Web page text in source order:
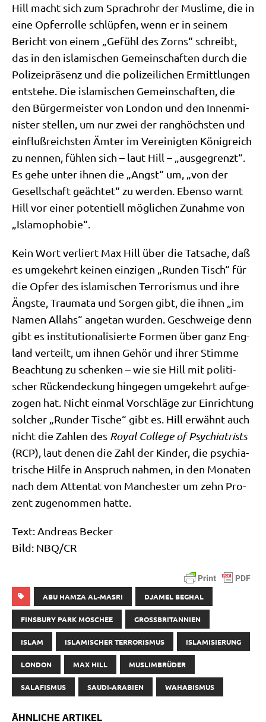
Hill macht sich zum Sprach­rohr der Mus­li­me, die in
eine Opfer­rol­le schlüp­fen, wenn er in sei­nem
Bericht von einem „Gefühl des Zorns“ schreibt,
das in den isla­mi­schen Gemein­schaf­ten durch die
Poli­zei­prä­senz und die poli­zei­li­chen Ermitt­lun­gen
ent­ste­he. Die isla­mi­schen Gemein­schaf­ten, die
den Bür­ger­mei­ster von Lon­don und den Innen­mi­
ni­ster stel­len, um nur zwei der rang­höch­sten und
ein­fluß­reich­sten Ämter im Ver­ei­nig­ten König­reich
zu nen­nen, füh­len sich – laut Hill – „aus­ge­grenzt“.
Es gehe unter ihnen die „Angst“ um, „von der
Gesell­schaft geäch­tet“ zu wer­den. Eben­so warnt
Hill vor einer poten­ti­ell mög­li­chen Zunah­me von
„Isla­mo­pho­bie“.
Kein Wort ver­liert Max Hill über die Tat­sa­che, daß
es umge­kehrt kei­nen ein­zi­gen „Run­den Tisch“ für
die Opfer des isla­mi­schen Ter­ro­ris­mus und ihre
Äng­ste, Trau­ma­ta und Sor­gen gibt, die ihnen „im
Namen Allahs“ ange­tan wur­den. Geschwei­ge denn
gibt es insti­tu­tio­na­li­sier­te For­men über ganz Eng­
land ver­teilt, um ihnen Gehör und ihrer Stim­me
Beach­tung zu schen­ken – wie sie Hill mit poli­ti­
scher Rücken­deckung hin­ge­gen umge­kehrt auf­ge­
zo­gen hat. Nicht ein­mal Vor­schlä­ge zur Ein­rich­tung
sol­cher „Run­der Tische“ gibt es. Hill erwähnt auch
nicht die Zah­len des Roy­al Col­lege of Psych­ia­trists
(RCP), laut denen die Zahl der Kin­der, die psych­ia­
tri­sche Hil­fe in Anspruch nah­men, in den Mona­ten
nach dem Atten­tat von Man­che­ster um zehn Pro­
zent zuge­nom­men hatte.
Text: Andre­as Becker
Bild: NBQ/​CR
ABU HAMZA AL-MASRI DJAMEL BEGHAL
FINSBURY PARK MOSCHEE GROSSBRITANNIEN
ISLAM ISLAMISCHER TERRORISMUS ISLAMISIERUNG
LONDON MAX HILL MUSLIMBRÜDER
SALAFISMUS SAUDI-ARABIEN WAHABISMUS
ÄHNLICHE ARTIKEL